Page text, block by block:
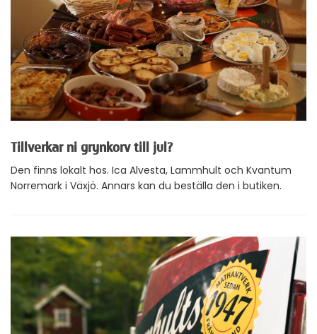
Tillverkar ni grynkorv till jul?
Den finns lokalt hos. Ica Alvesta, Lammhult och Kvantum
Norremark i Växjö. Annars kan du beställa den i butiken.